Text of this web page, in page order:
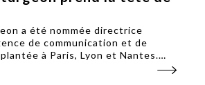
a été nommée directrice
de communication et de
à Paris, Lyon et Nantes.